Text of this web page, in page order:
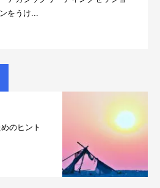
ンをうけ...
のヒント